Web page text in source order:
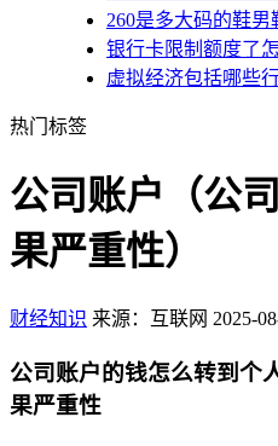
260是多大码的鞋男
银行卡限制额度了
虚拟经济包括哪些
热门标签
公司账户（公
果严重性）
财经知识 来源：互联网 2025-
公司账户的钱怎么转到个
果严重性